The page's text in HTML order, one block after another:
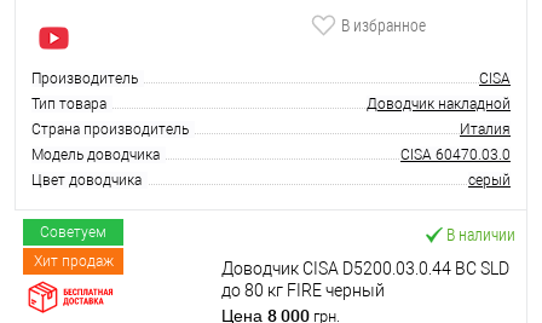
В избранное
Производитель
CISA
Тип товара
Доводчик накладной
Страна производитель
Италия
Модель доводчика
CISA 60470.03.0
Цвет доводчика
серый
Советуем
Хит продаж
В наличии
Доводчик CISA D5200.03.0.44 BC SLD
до 80 кг FIRE черный
Цена 8 000 грн.